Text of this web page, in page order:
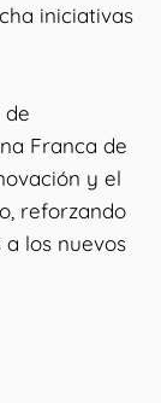
iniciativas
de
Franca de
y el
reforzando
los nuevos